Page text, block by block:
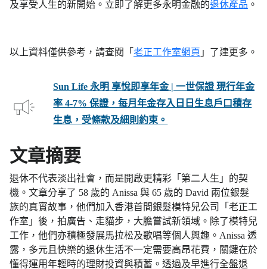
及享受人生的新開始。立即了解更多永明金融的退休產品 。
以上資料僅供參考，請查閱「 老正工作室網頁 」了建更多。
Sun Life 永明 享悅即享年金 | 一世保證 現行年金
率 4-7% 保證，每月年金存入日日生息戶口積存
生息，受條款及細則約束。
文章摘要
退休不代表淡出社會，而是開啟更精彩「第二人生」的契
機。文章分享了 58 歲的 Anissa 與 65 歲的 David 兩位銀髮
族的真實故事，他們加入香港首間銀髮模特兒公司「老正工
作室」後，拍廣告、走貓步，大膽嘗試新領域。除了模特兒
工作，他們亦積極發展馬拉松及歌唱等個人興趣。Anissa 透
露，多元且快樂的退休生活不一定需要高昂花費，關鍵在於
懂得運用年輕時的理財投資與積蓄。透過及早進行全盤退